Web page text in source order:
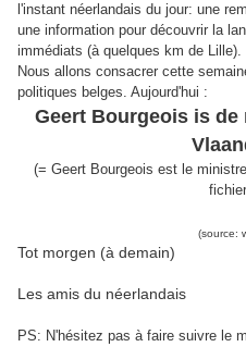
l'instant néerlandais du jour: une
une information pour découvrir la
immédiats (à quelques km de Lille).
Nous allons consacrer cette
politiques belges. Aujourd'hui :
Geert Bourgeois is
(= Geert Bourgeois est le
(source:
Tot morgen (à demain)
Les amis du néerlandais
PS: N'hésitez pas à faire suivre le